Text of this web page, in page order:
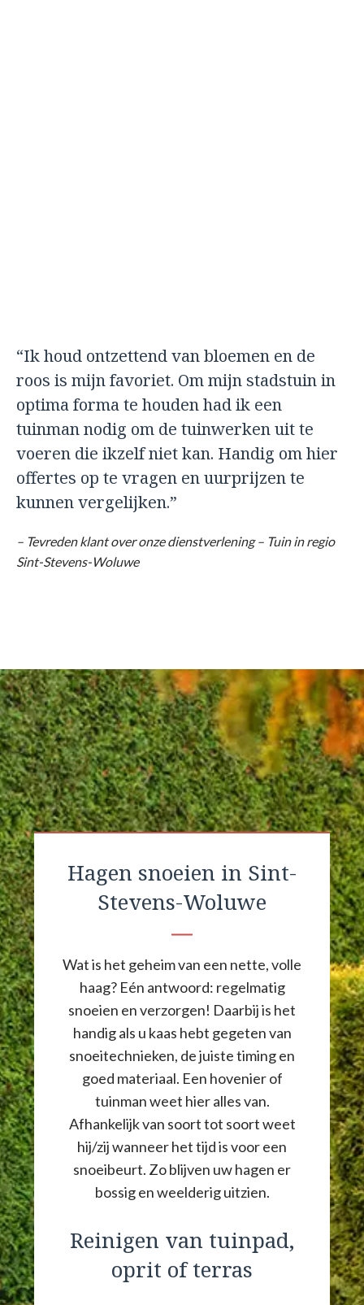
“Ik houd ontzettend van bloemen en de
roos is mijn favoriet. Om mijn stadstuin in
optima forma te houden had ik een
tuinman nodig om de tuinwerken uit te
voeren die ikzelf niet kan. Handig om hier
offertes op te vragen en uurprijzen te
kunnen vergelijken.”
– Tevreden klant over onze dienstverlening – Tuin in regio
Sint-Stevens-Woluwe
Hagen snoeien in Sint-
Stevens-Woluwe
Wat is het geheim van een nette, volle
haag? Eén antwoord: regelmatig
snoeien en verzorgen! Daarbij is het
handig als u kaas hebt gegeten van
snoeitechnieken, de juiste timing en
goed materiaal. Een hovenier of
tuinman weet hier alles van.
Afhankelijk van soort tot soort weet
hij/zij wanneer het tijd is voor een
snoeibeurt. Zo blijven uw hagen er
bossig en weelderig uitzien.
Reinigen van tuinpad,
oprit of terras